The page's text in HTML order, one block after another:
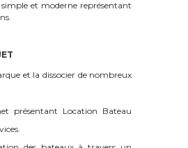
et moderne représentant
et la dissocier de nombreux
présentant Location Bateau